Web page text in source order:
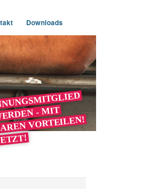
Downloads
- MIT
VORTEILEN!